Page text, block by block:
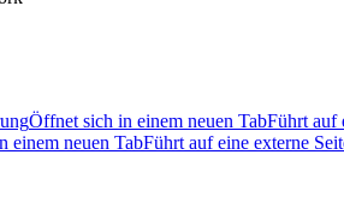
Öffnet sich in einem neuen TabFührt auf
einem neuen TabFührt auf eine externe